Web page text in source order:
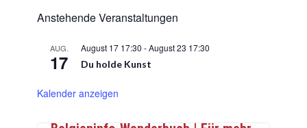
Anstehende Veranstaltungen
AUG.
17
August 17 17:30 -August 23 17:30
Du holde Kunst
Kalender anzeigen